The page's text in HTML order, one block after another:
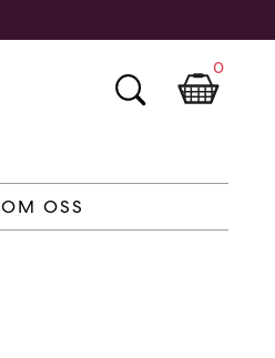
OM OSS
0